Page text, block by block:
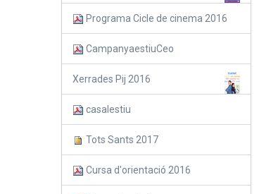
Programa Cicle de cinema 2016
CampanyaestiuCeo
Xerrades Pij 2016
casalestiu
Tots Sants 2017
Cursa d'orientació 2016